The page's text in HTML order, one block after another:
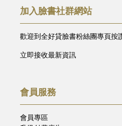
加入臉書社群網站
歡迎到全好貸臉書粉絲團專頁按
立即接收最新資訊
會員服務
會員專區